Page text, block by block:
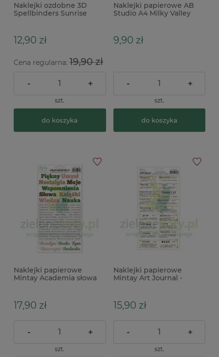
Naklejki ozdobne 3D
Spellbinders Sunrise
12,90 zł
Cena regularna: 19,90 zł
- +
szt.
do koszyka
Naklejki papierowe AB
Studio A4 Milky Valley
9,90 zł
- +
szt.
do koszyka
Naklejki papierowe
Mintay Academia słowa
17,90 zł
- +
szt.
Naklejki papierowe
Mintay Art Journal -
15,90 zł
- +
szt.